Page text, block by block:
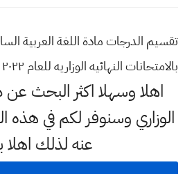
تقسيم الدرجات مادة اللغة العربية
بالامتحانات النهائيه الوزاريه للعام ٢٠٢٢
اهلا وسهلا اكثر البحث عن
الوزاري وسنوفر لكم في
عنه لذلك اهلا